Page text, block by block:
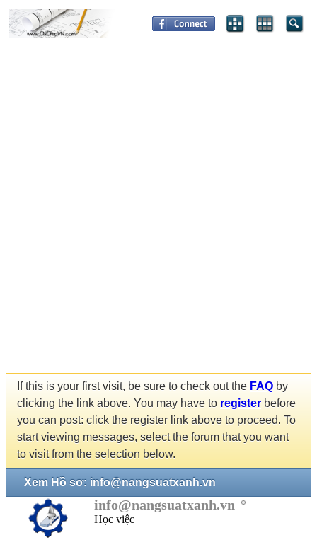
If this is your first visit, be sure to check out the FAQ by
clicking the link above. You may have to register before
you can post: click the register link above to proceed. To
start viewing messages, select the forum that you want
to visit from the selection below.
Xem Hồ sơ: info@nangsuatxanh.vn
info@nangsuatxanh.vn
Học việc